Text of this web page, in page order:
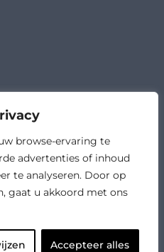
browse-ervaring te
advertenties of inhoud
te analyseren. Door op
gaat u akkoord met ons
Accepteer alles